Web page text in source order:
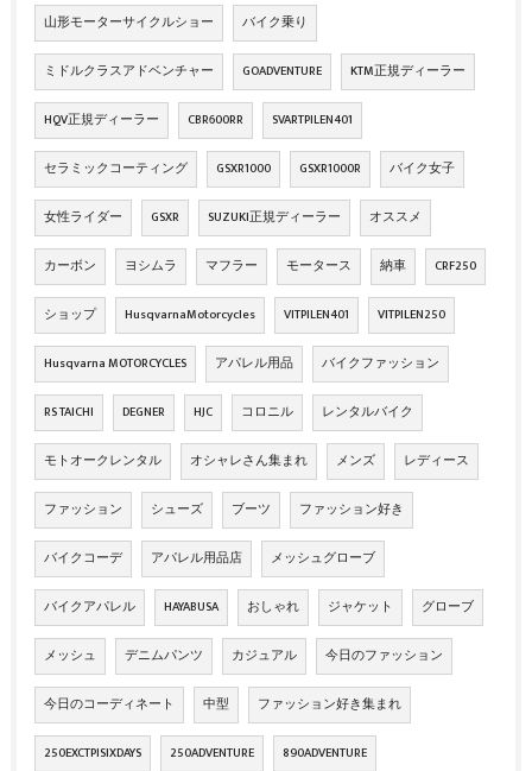
山形モーターサイクルショー バイク乗り
ミドルクラスアドベンチャー GOADVENTURE KTM正規ディーラー
HQV正規ディーラー CBR600RR SVARTPILEN401
セラミックコーティング GSXR1000 GSXR1000R バイク女子
女性ライダー GSXR SUZUKI正規ディーラー オススメ
カーボン ヨシムラ マフラー モータース 納車 CRF250
ショップ HusqvarnaMotorcycles VITPILEN401 VITPILEN250
Husqvarna MOTORCYCLES アパレル用品 バイクファッション
RS TAICHI DEGNER HJC コロニル レンタルバイク
モトオークレンタル オシャレさん集まれ メンズ レディース
ファッション シューズ ブーツ ファッション好き
バイクコーデ アパレル用品店 メッシュグローブ
バイクアパレル HAYABUSA おしゃれ ジャケット グローブ
メッシュ デニムパンツ カジュアル 今日のファッション
今日のコーディネート 中型 ファッション好き集まれ
250EXCTPISIXDAYS 250ADVENTURE 890ADVENTURE